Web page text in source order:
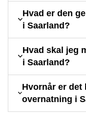
Hvad er den
i Saarland?
Hvad skal jeg
i Saarland?
Hvornår er det
overnatning i